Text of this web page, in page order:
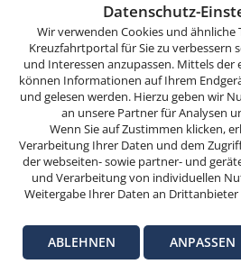
47119 Duisburg
Buchungsservice:0203 / 30 98 00
(Mo. bis Fr. von 9.00 bis 18.00 Uhr,
Sa. von 10.00 bis 15.00 Uhr,
So. von 10.00 bis 13.00 Uhr,
außer feiertags)
info@seereisedienst.de
ImpressumDatenschutz-Informationen
Versicherungsvertrag
verwendet
Cookies.
Wenn
Sie
weitersurfen,
stimmen
Sie
der
Cookie-
OK
Datenschutz-
Wir verwenden Cookies und ähnliche
Kreuzfahrtportal für Sie zu verbessern
und Interessen anzupassen. Mittels der
können Informationen auf Ihrem
und gelesen werden. Hierzu geben wir
an unsere Partner für Analysen
Wenn Sie auf Zustimmen klicken,
Verarbeitung Ihrer Daten und dem
der webseiten- sowie partner- und
und Verarbeitung von individuellen
Weitergabe Ihrer Daten an Drittanbieter
notwendigen Verarbeitungen
Anpassen, um einzelnen Anbietern
Weitere Informationen finden Sie
ABLEHNEN ANPASSEN